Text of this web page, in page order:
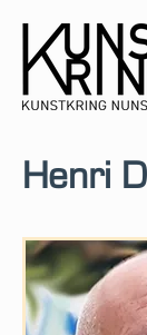
Henri